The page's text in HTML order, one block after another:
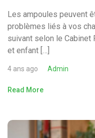
Les ampoules peuvent
problèmes liés à vos
suivant selon le
et enfant […]
4 ans ago Admin
Read More